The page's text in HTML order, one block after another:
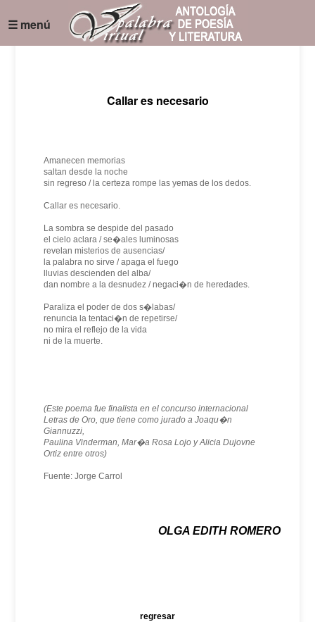
☰ menú
Callar es necesario
Amanecen memorias
saltan desde la noche
sin regreso / la certeza rompe las yemas de los dedos.
Callar es necesario.
La sombra se despide del pasado
el cielo aclara / se�ales luminosas
revelan misterios de ausencias/
la palabra no sirve / apaga el fuego
lluvias descienden del alba/
dan nombre a la desnudez / negaci�n de heredades.
Paraliza el poder de dos s�labas/
renuncia la tentaci�n de repetirse/
no mira el reflejo de la vida
ni de la muerte.
(Este poema fue finalista en el concurso internacional
Letras de Oro, que tiene como jurado a Joaqu�n
Giannuzzi,
Paulina Vinderman, Mar�a Rosa Lojo y Alicia Dujovne
Ortiz entre otros)
Fuente: Jorge Carrol
OLGA EDITH ROMERO
regresar